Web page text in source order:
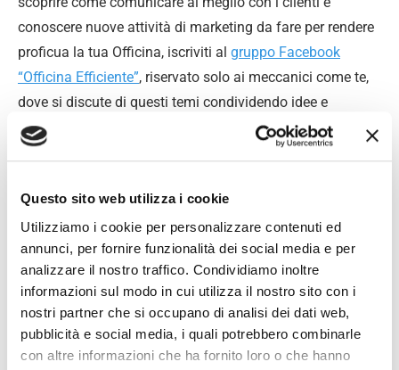
Questo sito web utilizza i cookie
Utilizziamo i cookie per personalizzare contenuti ed
annunci, per fornire funzionalità dei social media e per
analizzare il nostro traffico. Condividiamo inoltre
informazioni sul modo in cui utilizza il nostro sito con i
nostri partner che si occupano di analisi dei dati web,
pubblicità e social media, i quali potrebbero combinarle
con altre informazioni che ha fornito loro o che hanno
conoscere nuove attività di marketing da fare per rendere
proficua la tua Officina, iscriviti al gruppo Facebook
“Officina Efficiente”, riservato solo ai meccanici come te,
dove si discute di questi temi condividendo idee e
soluzioni.
Ti aspetto nel gruppo.
Buon Lavoro, Meccanici!
Ti potrebbe interessare: